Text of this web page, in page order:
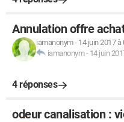
Annulation offre
iamanonym- 14 juin 2017 à
iamanonym- 14 juin
4 réponses
odeur canalisation :